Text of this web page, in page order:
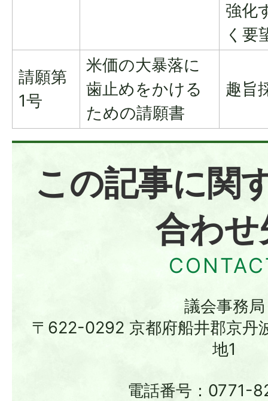
強化
く要
請願第
1号
米価の大暴落に
歯止めをかける
ための請願書
趣旨
この記事に関
合わせ
議会事務局
〒622-0292 京都府船井郡京丹
地1
電話番号：0771-